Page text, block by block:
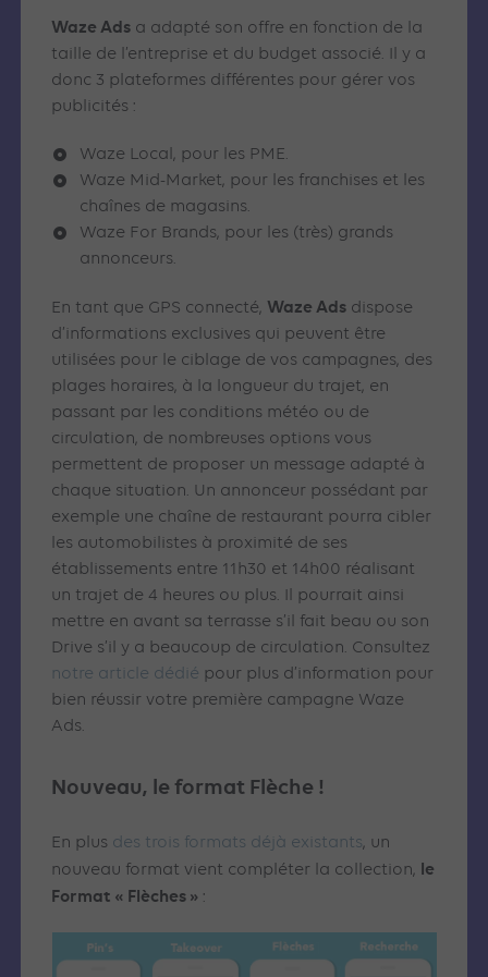
Waze Ads a adapté son offre en fonction de la
taille de l’entreprise et du budget associé. Il y a
donc 3 plateformes différentes pour gérer vos
publicités :
Waze Local, pour les PME.
Waze Mid-Market, pour les franchises et les
chaînes de magasins.
Waze For Brands, pour les (très) grands
annonceurs.
En tant que GPS connecté, Waze Ads dispose
d’informations exclusives qui peuvent être
utilisées pour le ciblage de vos campagnes, des
plages horaires, à la longueur du trajet, en
passant par les conditions météo ou de
circulation, de nombreuses options vous
permettent de proposer un message adapté à
chaque situation. Un annonceur possédant par
exemple une chaîne de restaurant pourra cibler
les automobilistes à proximité de ses
établissements entre 11h30 et 14h00 réalisant
un trajet de 4 heures ou plus. Il pourrait ainsi
mettre en avant sa terrasse s’il fait beau ou son
Drive s’il y a beaucoup de circulation. Consultez
notre article dédié pour plus d’information pour
bien réussir votre première campagne Waze
Ads.
Nouveau, le format Flèche !
En plus des trois formats déjà existants, un
nouveau format vient compléter la collection, le
Format « Flèches » :